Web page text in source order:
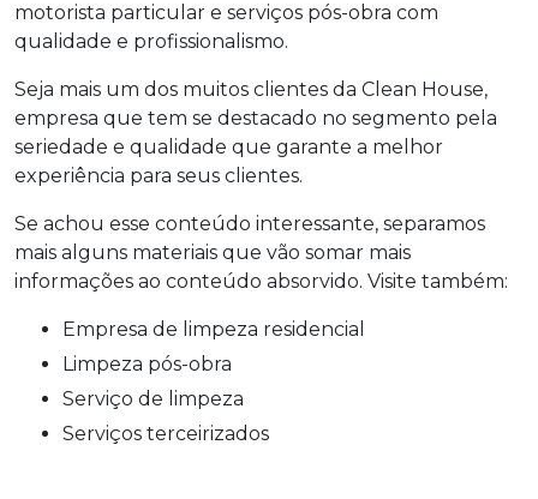
motorista particular e serviços pós-obra com
qualidade e profissionalismo.
Seja mais um dos muitos clientes da Clean House,
empresa que tem se destacado no segmento pela
seriedade e qualidade que garante a melhor
experiência para seus clientes.
Se achou esse conteúdo interessante, separamos
mais alguns materiais que vão somar mais
informações ao conteúdo absorvido. Visite também:
empresa de limpeza residencial
limpeza pós-obra
serviço de limpeza
serviços terceirizados